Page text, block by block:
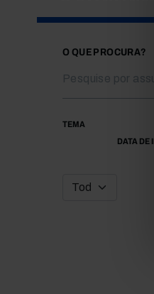
O QUE PROCURA?
TEMA
DATA DE